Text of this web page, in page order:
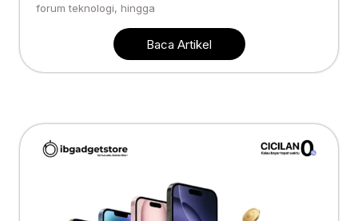
forum teknologi, hingga
Baca Artikel